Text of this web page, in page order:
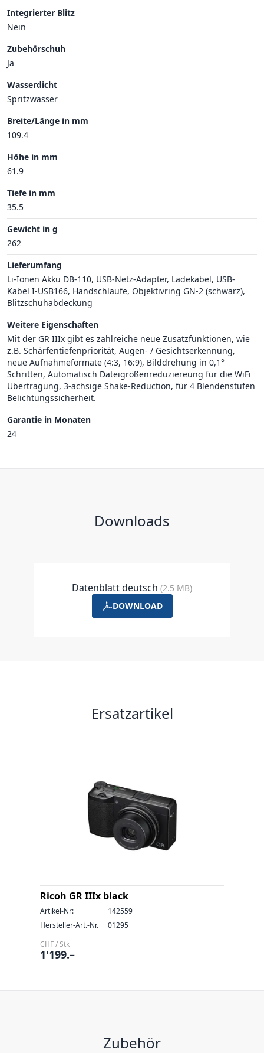
Integrierter Blitz
Nein
Zubehörschuh
Ja
Wasserdicht
Spritzwasser
Breite/Länge in mm
109.4
Höhe in mm
61.9
Tiefe in mm
35.5
Gewicht in g
262
Lieferumfang
Li-Ionen Akku DB-110, USB-Netz-Adapter, Ladekabel, USB-
Kabel I-USB166, Handschlaufe, Objektivring GN-2 (schwarz),
Blitzschuhabdeckung
Weitere Eigenschaften
Mit der GR IIIx gibt es zahlreiche neue Zusatzfunktionen, wie
z.B. Schärfentiefenpriorität, Augen- / Gesichtserkennung,
neue Aufnahmeformate (4:3, 16:9), Bilddrehung in 0,1°
Schritten, Automatisch Dateigrößenreduziereung für die WiFi
Übertragung, 3-achsige Shake-Reduction, für 4 Blendenstufen
Belichtungssicherheit.
Garantie in Monaten
24
Downloads
Datenblatt deutsch (2.5 MB)
DOWNLOAD
Ersatzartikel
Ricoh GR IIIx black
Artikel-Nr:
142559
Hersteller-Art.-Nr.
01295
CHF / Stk
1'199.–
Zubehör